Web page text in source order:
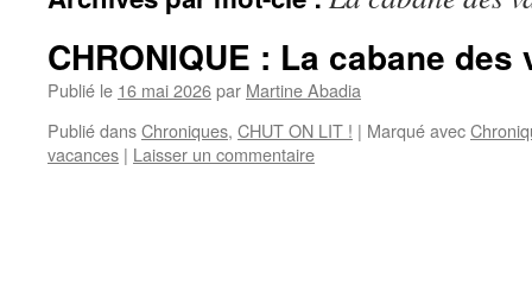
CHRONIQUE : La cabane des
Publié le 16 mai 2026par Martine Abadia
Publié dansChroniques, CHUT ON LIT ! | Marqué avec
vacances | Laisser un commentaire